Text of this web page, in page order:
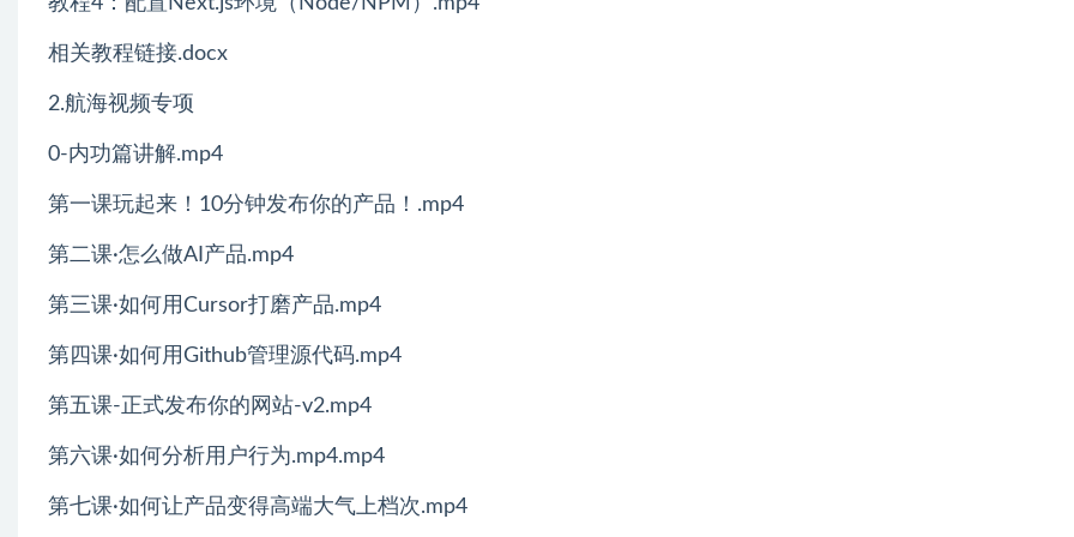
相关教程链接.docx
2.航海视频专项
0-内功篇讲解.mp4
第一课玩起来！10分钟发布你的产品！.mp4
第二课·怎么做AI产品.mp4
第三课·如何用Cursor打磨产品.mp4
第四课·如何用Github管理源代码.mp4
第五课-正式发布你的网站-v2.mp4
第六课·如何分析用户行为.mp4.mp4
第七课·如何让产品变得高端大气上档次.mp4